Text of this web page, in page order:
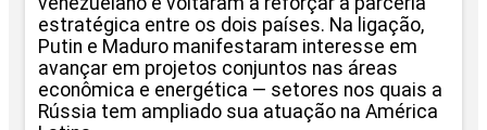
estratégica entre os dois países. Na ligação,
Putin e Maduro manifestaram interesse em
avançar em projetos conjuntos nas áreas
econômica e energética — setores nos quais a
Rússia tem ampliado sua atuação na América